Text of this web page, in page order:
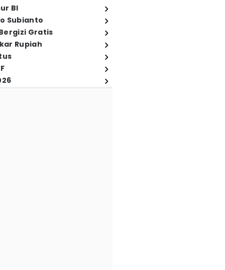
BI
Subianto
Gratis
Rupiah